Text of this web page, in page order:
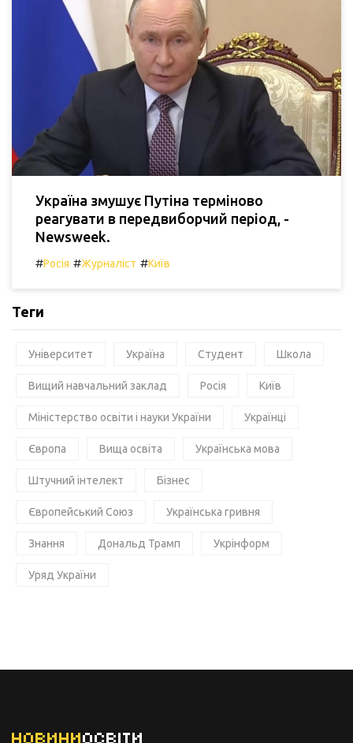
Україна змушує Путіна терміново
реагувати в передвиборчий період, -
Newsweek.
#Росія #Журналіст #Київ
Теги
Університет Україна Студент Школа
Вищий навчальний заклад Росія Київ
Міністерство освіти і науки України Українці
Європа Вища освіта Українська мова
Штучний інтелект Бізнес
Європейський Союз Українська гривня
Знання Дональд Трамп Укрінформ
Уряд України